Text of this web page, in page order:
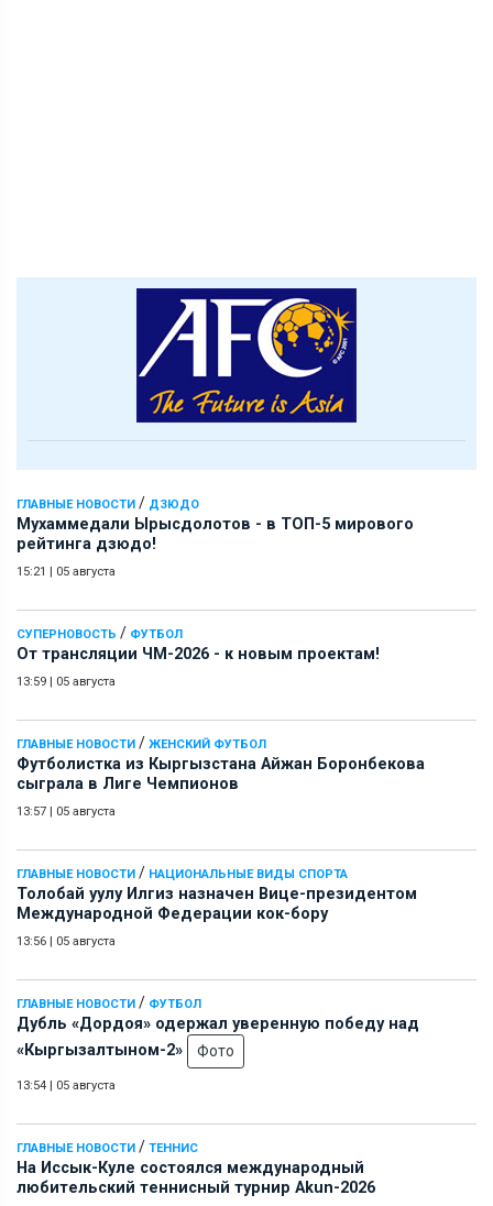
ГЛАВНЫЕ НОВОСТИ / ДЗЮДО
Мухаммедали Ырысдолотов - в ТОП-5 мирового
рейтинга дзюдо!
15:21 | 05 августа
СУПЕРНОВОСТЬ / ФУТБОЛ
От трансляции ЧМ-2026 - к новым проектам!
13:59 | 05 августа
ГЛАВНЫЕ НОВОСТИ / ЖЕНСКИЙ ФУТБОЛ
Футболистка из Кыргызстана Айжан Боронбекова
сыграла в Лиге Чемпионов
13:57 | 05 августа
ГЛАВНЫЕ НОВОСТИ / НАЦИОНАЛЬНЫЕ ВИДЫ СПОРТА
Толобай уулу Илгиз назначен Вице-президентом
Международной Федерации кок-бору
13:56 | 05 августа
ГЛАВНЫЕ НОВОСТИ / ФУТБОЛ
Дубль «Дордоя» одержал уверенную победу над
«Кыргызалтыном-2»
Фото
13:54 | 05 августа
ГЛАВНЫЕ НОВОСТИ / ТЕННИС
На Иссык-Куле состоялся международный
любительский теннисный турнир Akun-2026